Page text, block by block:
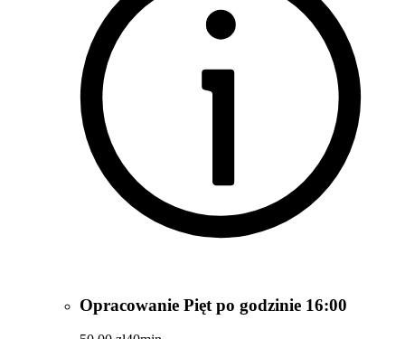
Opracowanie Pięt po godzinie 16:00